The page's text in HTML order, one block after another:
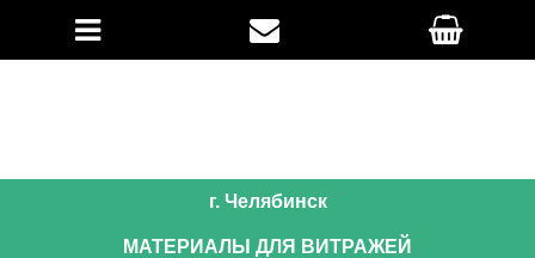
г. Челябинск
МАТЕРИАЛЫ ДЛЯ ВИТРАЖЕЙ